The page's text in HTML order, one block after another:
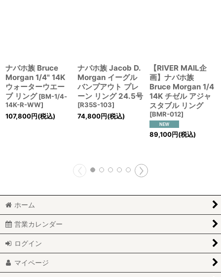
ナバホ族 Bruce
Morgan 1/4" 14K
ウォーターウエー
ブ リング [BM-1/4‐
14K-R-WW]
107,800円(税込)
ナバホ族 Jacob D.
Morgan イーグル
バンプアウト プレ
ーン リング 24.5号
[R35S-103]
74,800円(税込)
【RIVER MAIL企
画】ナバホ族
Bruce Morgan 1/4
14K チゼル アジャ
スタブル リング
[BMR-012]
89,100円(税込)
ホーム
営業カレンダー
ログイン
マイページ